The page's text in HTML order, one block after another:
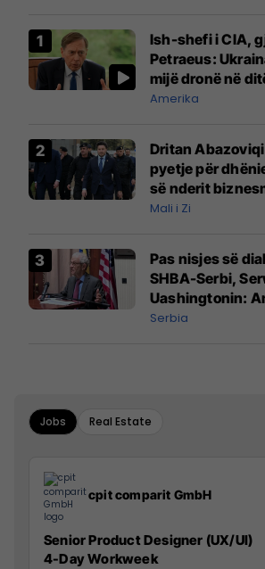
Ish-shefi i CIA,
Petraeus:
mijë dronë në
mbetet shumë
Amerika
Dritan
pyetje për
së nderit
Mali i Zi
Pas nisjes së
SHBA-Serbi,
Uashingtonin:
Banjskën,
Serbia
Jobs Real Estate
cpit comparit GmbH
Senior Product Designer (UX/UI)
4-Day Workweek